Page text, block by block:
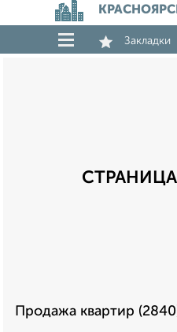
Закладки
Продажа квартир